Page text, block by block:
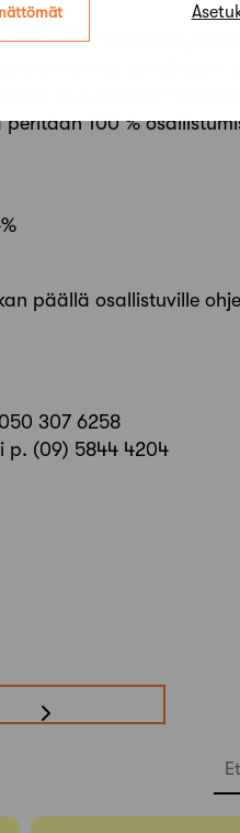
19.2.2023
ennen tai sen jälkeen,
koulutukseen
100 %
päällä osallistuville
307 6258
p. (09) 5844 4204